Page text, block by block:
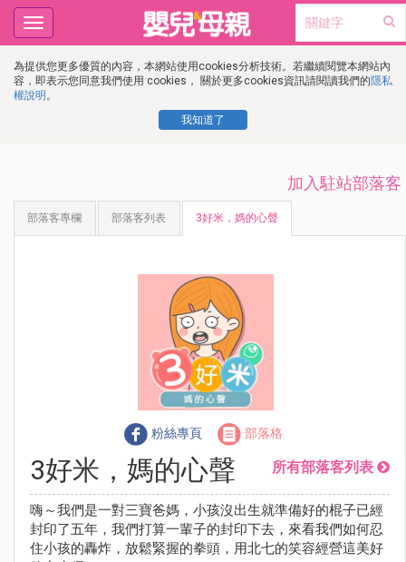
為提供您更多優質的內容，本網站使用cookies分析技術。若繼續閱覽本網站內
容，即表示您同意我們使用 cookies， 關於更多cookies資訊請閱讀我們的隱私
權說明 。
我知道了
Toggle
navigation
加入駐站部落客
部落客專欄 部落客列表 3好米，媽的心聲
粉絲專頁 部落格
3好米，媽的心聲 所有部落客列表
嗨～我們是一對三寶爸媽，小孩沒出生就準備好的棍子已經
封印了五年，我們打算一輩子的封印下去，來看我們如何忍
住小孩的轟炸，放鬆緊握的拳頭，用北七的笑容經營這美好